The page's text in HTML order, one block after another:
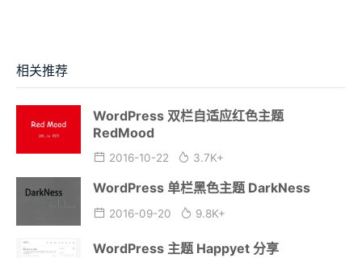
相关推荐
WordPress 双栏自适应红色主题
RedMood
2016-10-22 3.7K+
WordPress 单栏黑色主题 DarkNess
2016-09-20 9.8K+
WordPress 主题 Happyet 分享